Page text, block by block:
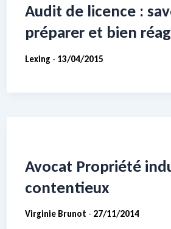
Audit de licence :
préparer et bien
Lexing - 13/04/2015
Avocat Propriété
contentieux
Virginie Brunot - 27/11/2014